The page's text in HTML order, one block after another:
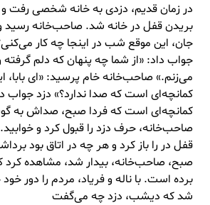
در زمان قدیم، دزدی به خانه شخصی رفت
بریدن قفل در خانه شد. صاحب‌خانه رسید
جان، این موقع شب در اینجا چه کار
جواب داد: «از شما چه پنهان که دلم گرفته
می‌زنم.» صاحب‌خانه خام پرسید: «ای بابا،
کمانچه‌ای است که صدا ندارد؟» دزد جواب
کمانچه‌ای است که فردا صبح، صداش به
صاحب‌خانه، حرف دزد را قبول کرد و
قفل در را باز کرد و هر چه در اتاق بود
صبح، صاحب‌خانه، بیدار شد، مشاهده کرد
برده است. با ناله و فریاد، مردم را دور
شد که دیشب، دزد چه می‌گفت